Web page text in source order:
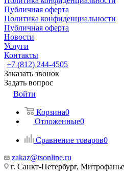
Публичная оферта
Политика конфиденциальности
Публичная оферта
Новости
Услуги
Контакты
+7 (812) 244-4505
Заказать звонок
Задать вопрос
Войти
Корзина0
Отложенные0
Сравнение товаров0
zakaz@tsonline.ru
г. Санкт-Петербург,